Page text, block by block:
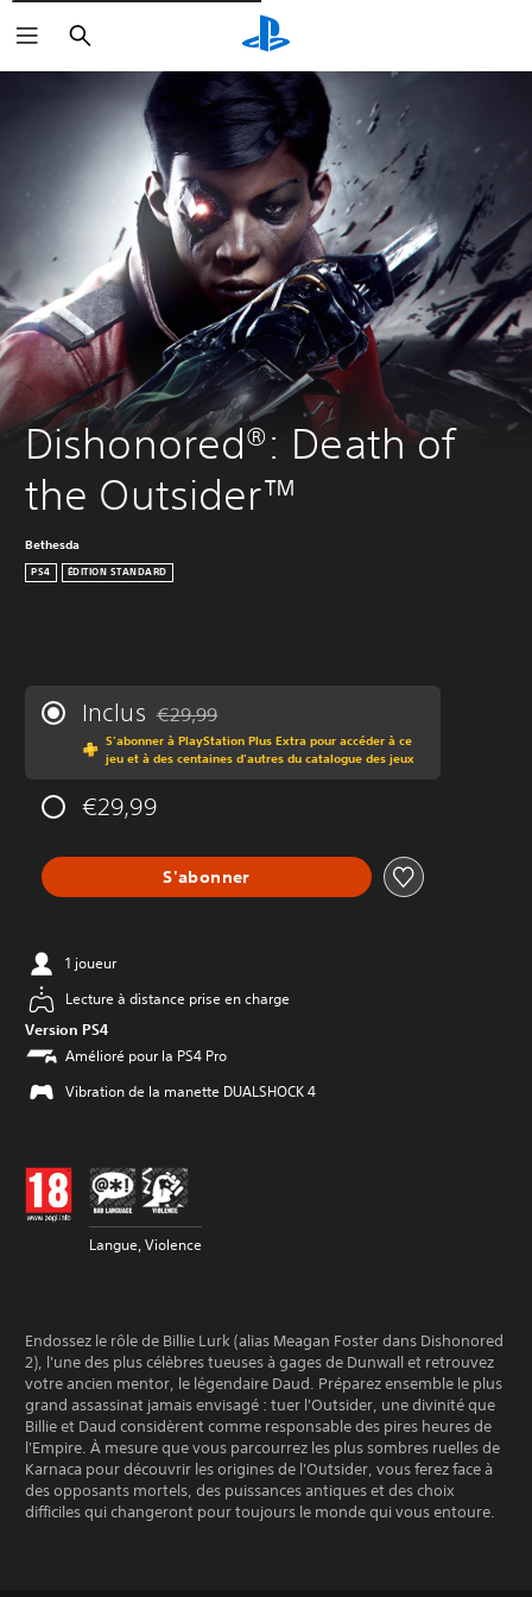
Rechercher
Dishonored®: Death of
the Outsider™
Bethesda
PS4 ÉDITION STANDARD
Inclus Remise par rapport au prix d'origine de €29,99
€29,99
S'abonner à PlayStation Plus Extra pour accéder à ce
jeu et à des centaines d'autres du catalogue des jeux
€29,99
S'abonner
1 joueur
Lecture à distance prise en charge
Version PS4
Amélioré pour la PS4 Pro
Vibration de la manette DUALSHOCK 4
Langue, Violence
Endossez le rôle de Billie Lurk (alias Meagan Foster dans Dishonored
2), l'une des plus célèbres tueuses à gages de Dunwall et retrouvez
votre ancien mentor, le légendaire Daud. Préparez ensemble le plus
grand assassinat jamais envisagé : tuer l'Outsider, une divinité que
Billie et Daud considèrent comme responsable des pires heures de
l'Empire. À mesure que vous parcourrez les plus sombres ruelles de
Karnaca pour découvrir les origines de l'Outsider, vous ferez face à
des opposants mortels, des puissances antiques et des choix
difficiles qui changeront pour toujours le monde qui vous entoure.